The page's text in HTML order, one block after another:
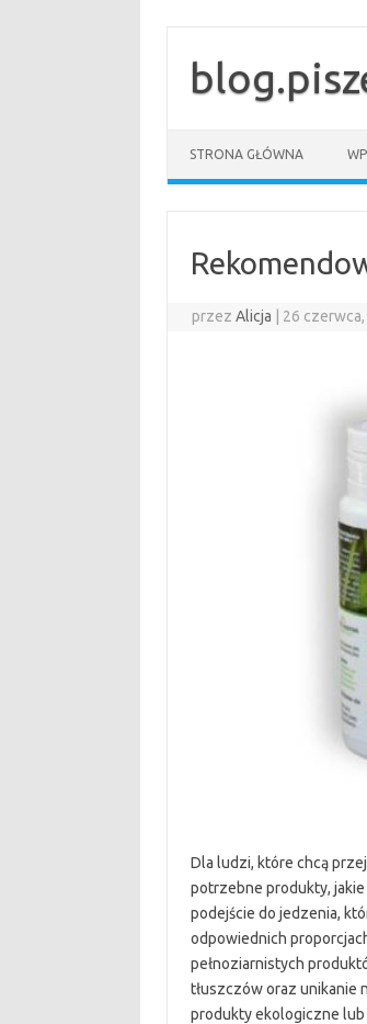
treści
STRONA GŁÓWNA
przezAlicja 26 czerwca,
Dla ludzi, które chcą
potrzebne produkty,
podejście do jedzenia,
odpowiednich
pełnoziarnistych
tłuszczów oraz unikanie
produkty ekologiczne lub